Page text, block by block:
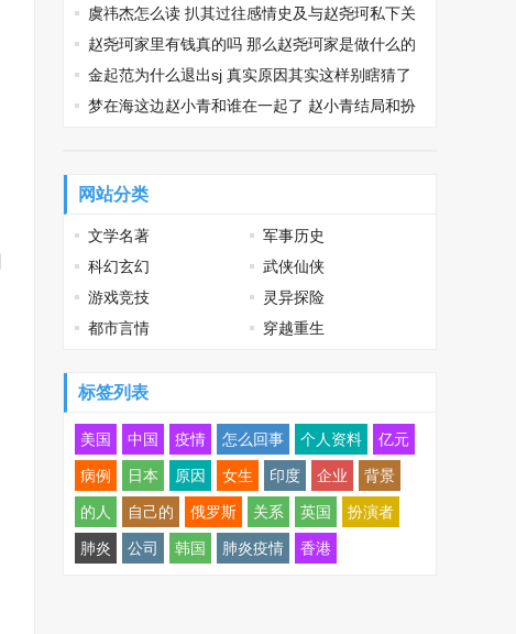
虞祎杰怎么读 扒其过往感情史及与赵尧珂私下关
系赵尧珂家里有钱真的吗 那么赵尧珂家是做什么的
呢金起范为什么退出sj 真实原因其实这样别瞎猜了
梦在海这边赵小青和谁在一起了 赵小青结局和扮
网站分类
文学名著
军事历史
科幻玄幻
武侠仙侠
游戏竞技
灵异探险
都市言情
穿越重生
标签列表
美国 中国 疫情 怎么回事 个人资料 亿元
病例 日本 原因 女生 印度 企业 背景
的人 自己的 俄罗斯 关系 英国 扮演者
肺炎 公司 韩国 肺炎疫情 香港